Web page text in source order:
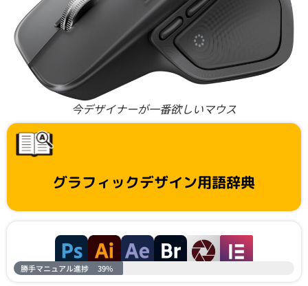
今デザイナーが一番欲しいマウス
グラフィックデザイン用語辞典
勝手マニュアル進捗 39%